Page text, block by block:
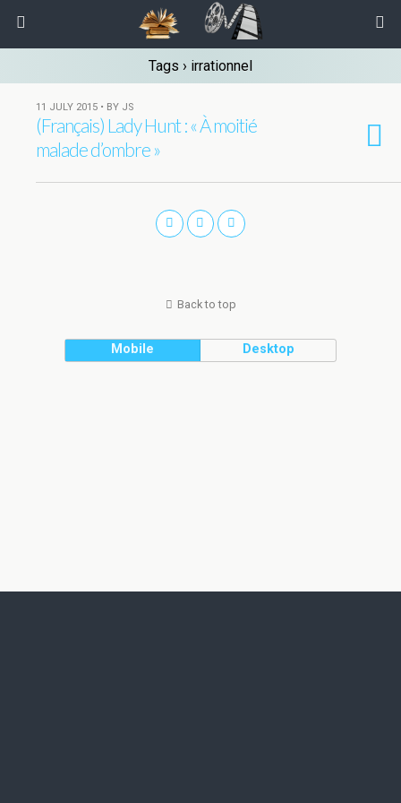
Tags › irrationnel
11 JULY 2015 • BY JS
(Français) Lady Hunt : « À moitié
malade d’ombre »
Back to top
Mobile Desktop